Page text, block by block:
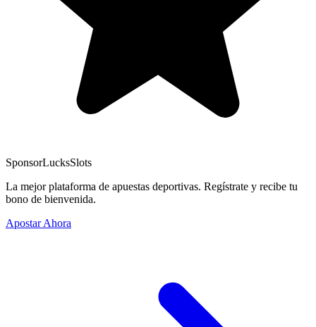
SponsorLucksSlots
La mejor plataforma de apuestas deportivas. Regístrate y recibe tu
bono de bienvenida.
Apostar Ahora